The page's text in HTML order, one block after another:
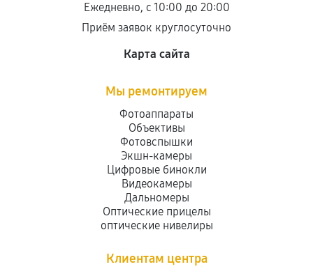
Ежедневно, с 10:00 до 20:00
Приём заявок круглосуточно
Карта сайта
Мы ремонтируем
Фотоаппараты
Объективы
Фотовспышки
Экшн-камеры
Цифровые бинокли
Видеокамеры
Дальномеры
Оптические прицелы
оптические нивелиры
Клиентам центра